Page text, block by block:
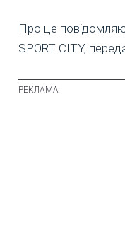
Про це
SPORT CITY,